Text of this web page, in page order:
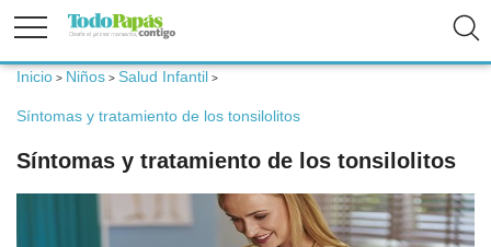
Fertilidad
Embarazo
Inicio > Niños > Salud Infantil >
Síntomas y tratamiento de los tonsilolitos
Síntomas y tratamiento de los tonsilolitos